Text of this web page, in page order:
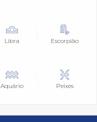
Libra Escorpião
Aquário Peixes